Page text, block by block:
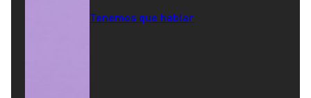
Tenemos que hablar